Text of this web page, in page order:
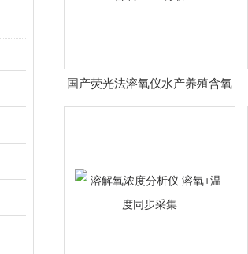
国产荧光法溶氧仪水产养殖含氧
量DO分析